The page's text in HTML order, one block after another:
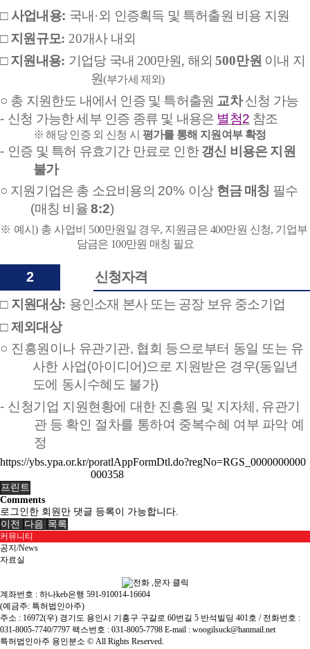
□ 사업내용: 국내 ·외 인증획득 및 특허출원 비용 지원
□ 지원규모: 20개사 내외
□ 지원내용: 기업당 국내 200만원, 해외500만원 이내 지
원(부가세 제외)
○ 총 지원한도 내에서 인증 및 특허출원 교차 신청 가능
- 신청 가능한 세부 인증 종류 및 내용은 별첨2 참조
※해당 인증 외 신청 시 평가를 통해 지원여부 확정
- 인증 및 특허 유효기간 만료로 인한갱신 비용은 지원
불가
○ 지원기업은 총 소요비용의 20% 이상 현금 매칭 필수
(매칭 비율8:2)
※ 예시) 총 사업비 500만원일 경우, 지원금은 400만원 신청, 기업부
담금은 100만원 매칭 필요
2 신청자격
□ 지원대상: 용인소재 본사 또는 공장 보유 중소기업
□제외대상
○ 진흥원이나 유관기관, 협회 등으로부터 동일 또는 유
사한 사업(아이디어)으로 지원받은 경우(동일년
도에 동시수혜도 불가)
- 신청기업 지원현황에 대한 진흥원 및 지자체, 유관기
관 등 확인 절차를 통하여 중복수혜 여부 파악 예
정
https://ybs.ypa.or.kr/poratlAppFormDtl.do?regNo=RGS_0000000000
000358
프린트
Comments
로그인한 회원만 댓글 등록이 가능합니다.
이전 다음 목록
커뮤니티
공지/News
자료실
계좌번호 : 하나keb은행 591-910014-16604
(예금주: 특허법인아주)
주소 : 16972(우) 경기도 용인시 기흥구 구갈로 60번길 5 반석빌딩 401호 / 전화번호 :
031-8005-7740/7797 팩스번호 : 031-8005-7798 E-mail : woogilsuck@hanmail.net
특허법인아주 용인분소 © All Rights Reserved.